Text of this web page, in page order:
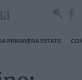
PRIMAVERA ESTATE